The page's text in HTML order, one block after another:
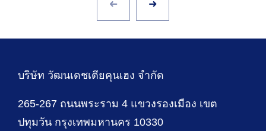
บริษัท วัฒนเดชเตียคุนเฮง จำกัด
265-267 ถนนพระราม 4 แขวงรองเมือง เขต
ปทุมวัน กรุงเทพมหานคร 10330